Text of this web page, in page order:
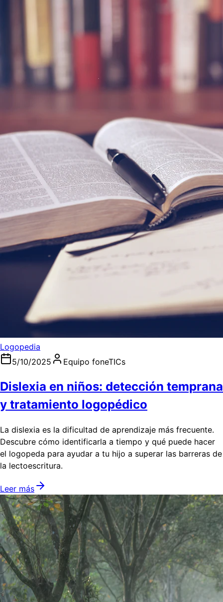
Logopedia
5/10/2025
Equipo foneTICs
Dislexia en niños: detección temprana
y tratamiento logopédico
La dislexia es la dificultad de aprendizaje más frecuente.
Descubre cómo identificarla a tiempo y qué puede hacer
el logopeda para ayudar a tu hijo a superar las barreras de
la lectoescritura.
Leer más